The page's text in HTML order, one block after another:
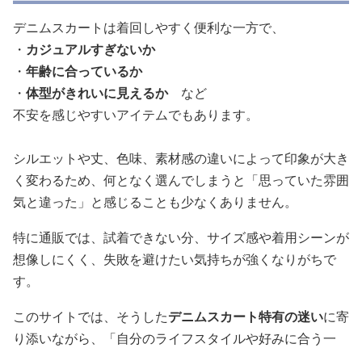
デニムスカートは着回しやすく便利な一方で、
・ カジュアルすぎないか
・ 年齢に合っているか
・ 体型がきれいに見えるかなど
不安を感じやすいアイテムでもあります。
シルエットや丈、色味、素材感の違いによって印象が大き
く変わるため、何となく選んでしまうと「思っていた雰囲
気と違った」と感じることも少なくありません。
特に通販では、試着できない分、サイズ感や着用シーンが
想像しにくく、失敗を避けたい気持ちが強くなりがちで
す。
このサイトでは、そうしたデニムスカート特有の迷いに寄
り添いながら、「自分のライフスタイルや好みに合う一